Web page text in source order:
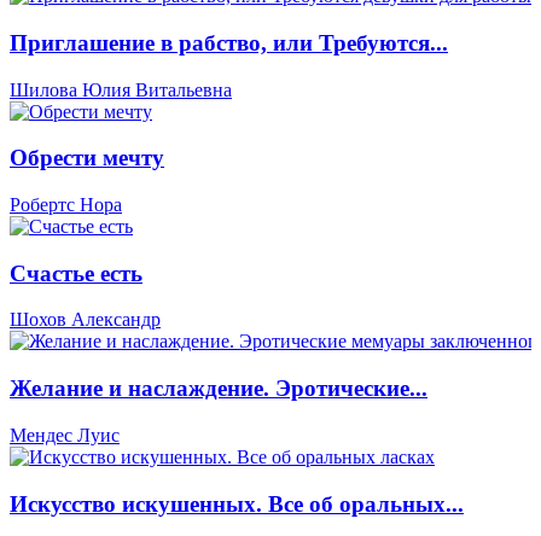
Приглашение в рабство, или Требуются...
Шилова Юлия Витальевна
Обрести мечту
Робертс Нора
Счастье есть
Шохов Александр
Желание и наслаждение. Эротические...
Мендес Луис
Искусство искушенных. Все об оральных...